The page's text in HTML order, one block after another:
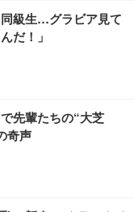
ゲーミング/勉強/事
(ブラック)
チェア 疲れない テレ
30度ロッキング機
ゲーミング/勉強/事
(ホワイト)
クチェア 肘なし メ
ト付き 腰サポート ガ
スター付き コンパク
27インチ 液晶モニタ
光沢 HDMI/DisplayP
】GRAPHT THE S
Essential ゲーミン
FHD 量子ドット 残
ク) 【Amazon.co.jp
ーヤマ ペットシーツ
超厚型 お徳用 レギ
限定】
級生…グラビア見て
だ！」
先輩たちの“大芝
奇声